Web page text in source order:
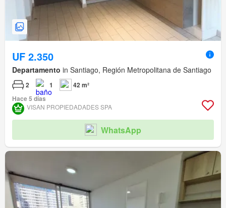
UF 2.350
Departamento in Santiago, Región Metropolitana de Santiago
2 1
42 m²
Hace 5 días
VISAN PROPIEDADADES SPA
WhatsApp